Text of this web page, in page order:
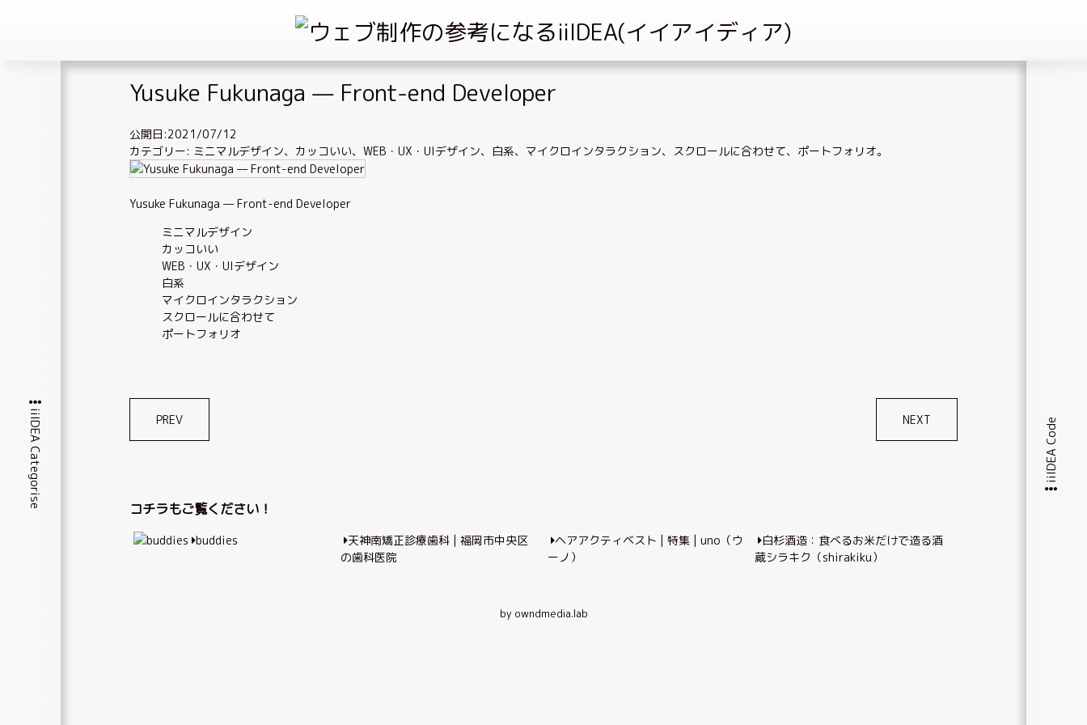
Skip
to
content
iiIDEA Categorise iiIDEA Code
Yusuke Fukunaga — Front-end Developer
公開日:2021/07/12
カテゴリー: ミニマルデザイン、 カッコいい、 WEB・UX・UIデザイン、 白系、 マイクロインタラクション、 スクロールに合わせて、 ポートフォリオ。
Yusuke Fukunaga — Front-end Developer
ミニマルデザイン
カッコいい
WEB・UX・UIデザイン
白系
マイクロインタラクション
スクロールに合わせて
ポートフォリオ
稿
ー
PREV NEXT
コチラもご覧ください！
buddies
天神南矯正診療歯科 | 福岡市中央区
の歯科医院
ヘアアクティベスト | 特集 | uno（ウ
ーノ）
白杉酒造：食べるお米だけで造る酒
蔵シラキク（shirakiku）
by owndmedia.lab